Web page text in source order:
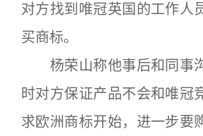
对方找到唯冠英国的工作人
买商标。
杨荣山称他事后和同事
时对方保证产品不会和唯冠
求欧洲商标开始，进一步要